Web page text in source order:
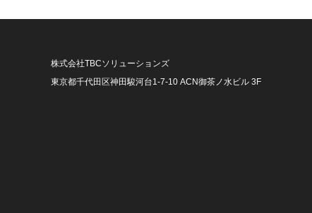
株式会社TBCソリューションズ
東京都千代田区神田駿河台1-7-10 ACN御茶ノ水ビル 3F